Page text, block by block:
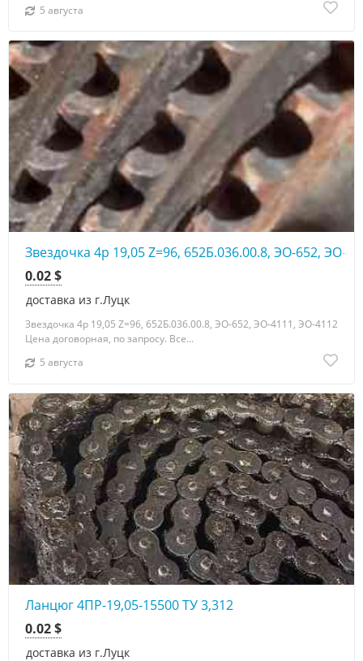
5 августа
Звездочка 4р 19,05 Z=96, 652Б.036.00.8, ЭО-652, ЭО-
доставка из г.Луцк
0.02 $
Звездочка 4р 19,05 Z=96, 652Б.036.00.8, ЭО-652, ЭО-4111, ЭО-4112
Цена договорная, по запросу. Все...
5 августа
Ланцюг 4ПР-19,05-15500 ТУ 3,312
доставка из г.Луцк
0.02 $